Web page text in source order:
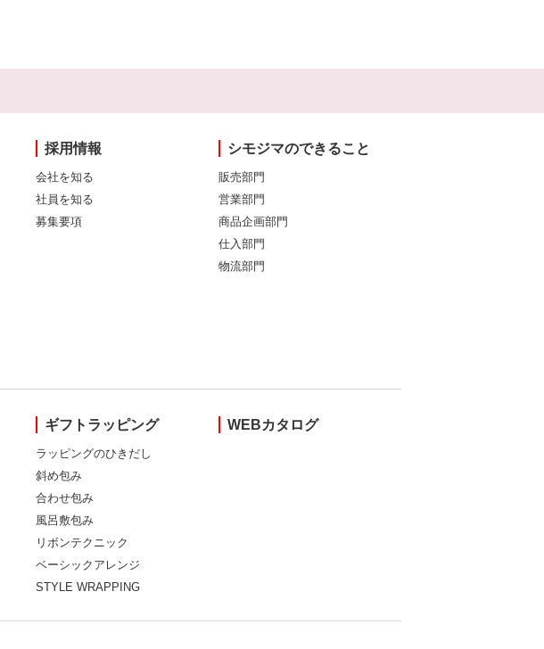
採用情報
会社を知る
社員を知る
募集要項
シモジマのできること
販売部門
営業部門
商品企画部門
仕入部門
物流部門
ギフトラッピング
ラッピングのひきだし
斜め包み
合わせ包み
風呂敷包み
リボンテクニック
ベーシックアレンジ
STYLE WRAPPING
WEBカタログ